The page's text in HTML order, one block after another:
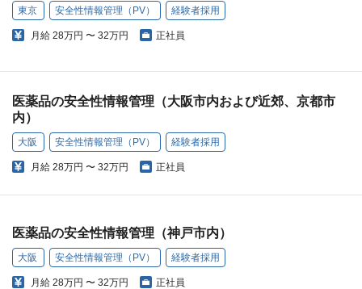
東京 安全性情報管理（PV） 経験者採用
月給 28万円 〜 32万円 正社員
医薬品の安全性情報管理（大阪市内および近郊、京都市
内）
大阪 安全性情報管理（PV） 経験者採用
月給 28万円 〜 32万円 正社員
医薬品の安全性情報管理（神戸市内）
大阪 安全性情報管理（PV） 経験者採用
月給 28万円 〜 32万円 正社員